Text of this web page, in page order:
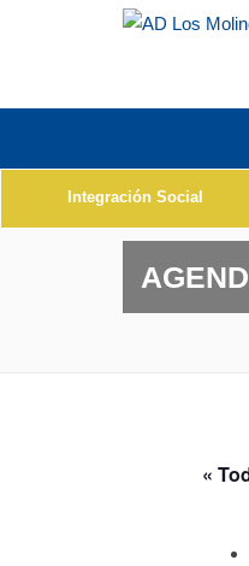
Integración Social
«